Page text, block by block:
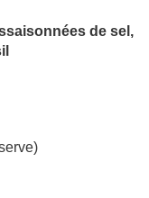
de sel,